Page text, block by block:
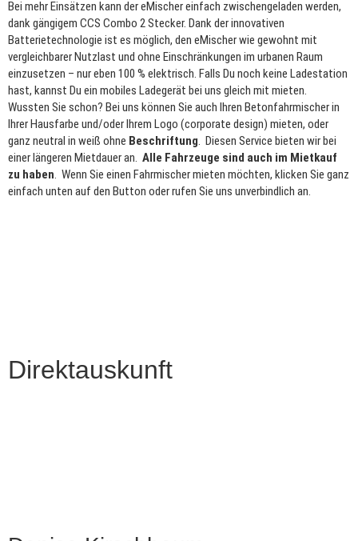
Bei mehr Einsätzen kann der eMischer einfach zwischengeladen werden,
dank gängigem CCS Combo 2 Stecker. Dank der innovativen
Batterietechnologie ist es möglich, den eMischer wie gewohnt mit
vergleichbarer Nutzlast und ohne Einschränkungen im urbanen Raum
einzusetzen – nur eben 100 % elektrisch. Falls Du noch keine Ladestation
hast, kannst Du ein mobiles Ladegerät bei uns gleich mit mieten.
Wussten Sie schon? Bei uns können Sie auch Ihren Betonfahrmischer in
Ihrer Hausfarbe und/oder Ihrem Logo (corporate design) mieten, oder
ganz neutral in weiß ohne Beschriftung. Diesen Service bieten wir bei
einer längeren Mietdauer an. Alle Fahrzeuge sind auch im Mietkauf
zu haben. Wenn Sie einen Fahrmischer mieten möchten, klicken Sie ganz
einfach unten auf den Button oder rufen Sie uns unverbindlich an.
Direktauskunft